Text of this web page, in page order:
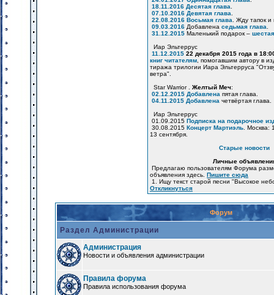
18.11.2016 Десятая глава
07.10.2016 Девятая глава
22.08.2016 Восьмая глава . Жду тапок
09.03.2016 Добавлена седьмая глава
31.12.2015 Маленький подарок –
Иар Эльтеррус
11.12.2015 22 декабря 2015 года в
книг читателям , помогавшим автору в
тиража трилогии Иара Эльтерруса
ветра".
Star Warrior . Желтый Меч:
02.12.2015 Добавлена пятая глава.
04.11.2015 Добавлена четвёртая глава.
Иар Эльтеррус
01.09.2015 Подписка на подарочное
30.08.2015 Концерт Мартиэль . Москва:
13 сентября.
Старые новости
Личные
Предлагаю пользователям Форума
объявления здесь. Пишите сюда
1. Ищу текст старой песни "Высокое
Откликнуться
Форум
Раздел Администрации
Администрация
Новости и объявления администрации
Правила форума
Правила использования форума